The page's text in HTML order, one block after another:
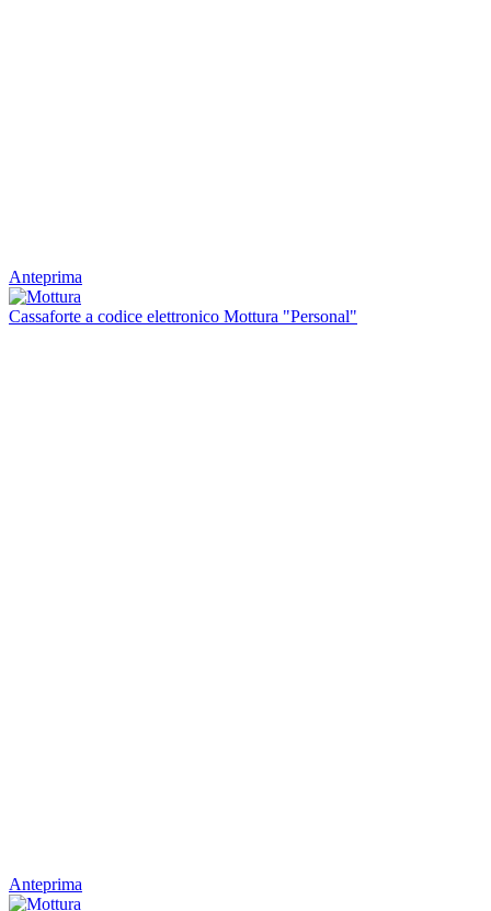
Anteprima
Cassaforte a codice elettronico Mottura "Personal"
Anteprima